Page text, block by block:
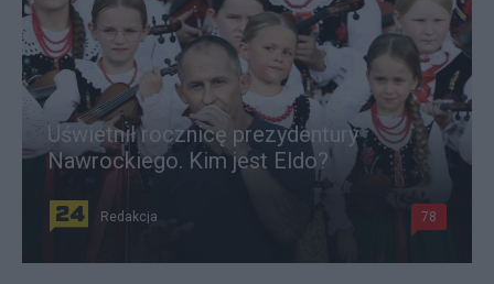
Uświetnił rocznicę prezydentury
Nawrockiego. Kim jest Eldo?
Redakcja 78